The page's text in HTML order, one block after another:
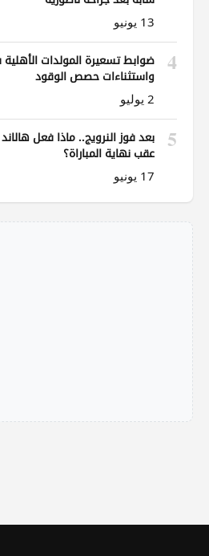
13 يونيو
4
ضوابط تسعيرة المولدات
واستثناءات حصص الوقود
2 يوليو
5
بعد فوز النرويج.. ماذا فعل
عقب نهاية المباراة؟
17 يونيو